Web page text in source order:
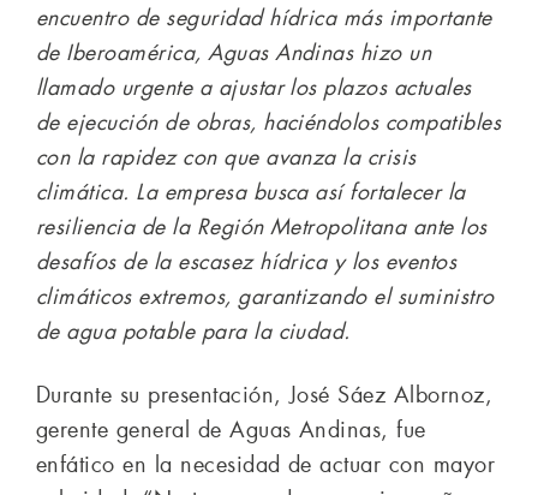
encuentro de seguridad hídrica más importante
de Iberoamérica, Aguas Andinas hizo un
llamado urgente a ajustar los plazos actuales
de ejecución de obras, haciéndolos compatibles
con la rapidez con que avanza la crisis
climática. La empresa busca así fortalecer la
resiliencia de la Región Metropolitana ante los
desafíos de la escasez hídrica y los eventos
climáticos extremos, garantizando el suministro
de agua potable para la ciudad.
Durante su presentación, José Sáez Albornoz,
gerente general de Aguas Andinas, fue
enfático en la necesidad de actuar con mayor